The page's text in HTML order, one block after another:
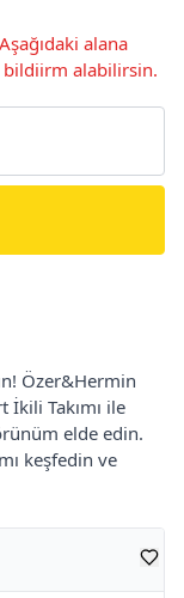
alana
bildiirm alabilirsin.
Özer&Hermin
İkili Takımı ile
elde edin.
keşfedin ve